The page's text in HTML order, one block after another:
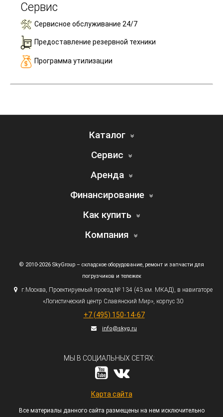
Сервис
Сервисное обслуживание 24/7
Предоставление резервной техники
Программа утилизации
Каталог
Сервис
Аренда
Финансирование
Как купить
Компания
© 2010-2026 SkyGroup – складское оборудование, ремонт и запчасти для
погрузчиков и тележек
г. Москва, Проектируемый проезд № 134 (43км. МКАД), в навигаторе
«Логистический центр Славянский Мир», корпус 30
+7 (495) 150-14-67
info@skyg.ru
МЫ В СОЦИАЛЬНЫХ СЕТЯХ:
Карта сайта
Все материалы данного сайта размещены на нем исключительно